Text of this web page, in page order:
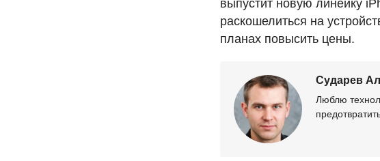
выпустит новую линейку
раскошелиться на
планах повысить цены.
Сударев
Люблю